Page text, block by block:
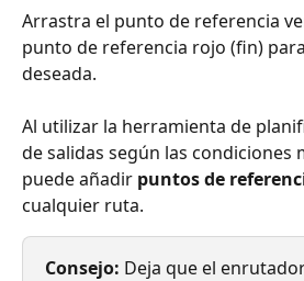
Arrastra el punto de referencia
punto de referencia rojo (fin)
deseada.
Al utilizar la herramienta de
de salidas según las condiciones
puede añadir puntos de
cualquier ruta.
Consejo: Deja que el